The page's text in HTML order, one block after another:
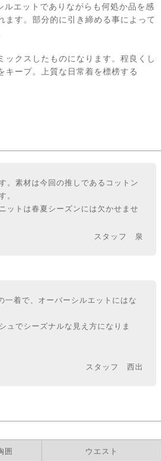
エットでありながらも何処か品を感
す。部分的に引き締める事によって
クスしたものになります。程良くし
ープ。上質な日常着を標榜する
。素材は今回の推しであるコットン
ットは春夏シーズンには欠かせませ
スタッフ 泉
着で、オーバーシルエットにはな
ュでシーズナルな見え方になりま
スタッフ 西出
囲 ウエスト